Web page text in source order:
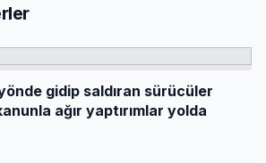
gidip saldıran sürücüler
ağır yaptırımlar yolda